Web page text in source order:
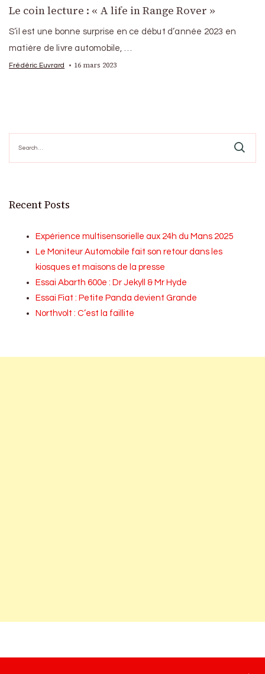
Le coin lecture : « A life in Range Rover »
S’il est une bonne surprise en ce début d’année 2023 en
matière de livre automobile, …
Frédéric Euvrard 16 mars 2023
for:
Recent Posts
Expérience multisensorielle aux 24h du Mans 2025
Le Moniteur Automobile fait son retour dans les
kiosques et maisons de la presse
Essai Abarth 600e : Dr Jekyll & Mr Hyde
Essai Fiat : Petite Panda devient Grande
Northvolt : C’est la faillite